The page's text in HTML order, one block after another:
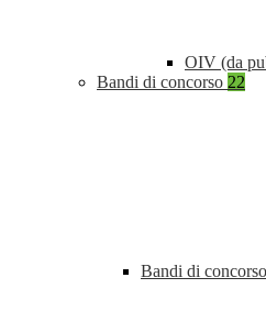
OIV (da
Bandi di concorso 22
Bandi di concorso